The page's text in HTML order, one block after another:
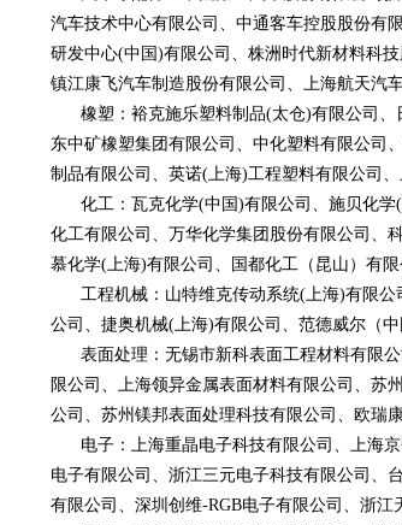
汽车技术中心有限公司、中通客车控股股份有
研发中心(中国)有限公司、株洲时代新材料科
镇江康飞汽车制造股份有限公司、上海航天汽
橡塑：裕克施乐塑料制品(太仓)有限公司
东中矿橡塑集团有限公司、中化塑料有限公司
制品有限公司、英诺(上海)工程塑料有限公司
化工：瓦克化学(中国)有限公司、施贝化
化工有限公司、万华化学集团股份有限公司、
慕化学(上海)有限公司、国都化工（昆山）有
工程机械：山特维克传动系统(上海)有限
公司、捷奥机械(上海)有限公司、范德威尔（中
表面处理：无锡市新科表面工程材料有限
限公司、上海领异金属表面材料有限公司、苏
公司、苏州镁邦表面处理科技有限公司、欧瑞
电子：上海重晶电子科技有限公司、上海
电子有限公司、浙江三元电子科技有限公司、
有限公司、深圳创维-RGB电子有限公司、浙江